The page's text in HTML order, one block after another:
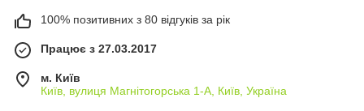
100% позитивних з 80 відгуків за рік
Працює з 27.03.2017
м. Київ
Київ, вулиця Магнітогорська 1-А, Київ, Україна